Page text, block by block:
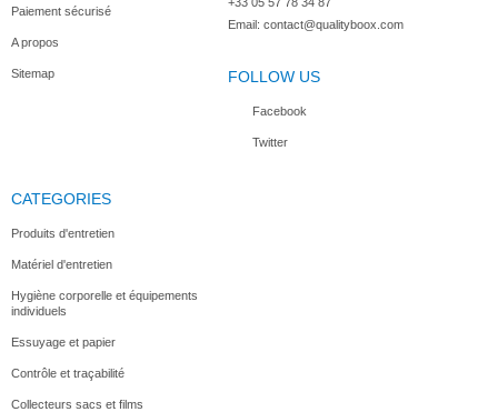
Paiement sécurisé
A propos
Sitemap
Email: contact@qualityboox.com
FOLLOW US
Facebook
Twitter
CATEGORIES
Produits d'entretien
Matériel d'entretien
Hygiène corporelle et équipements
individuels
Essuyage et papier
Contrôle et traçabilité
Collecteurs sacs et films